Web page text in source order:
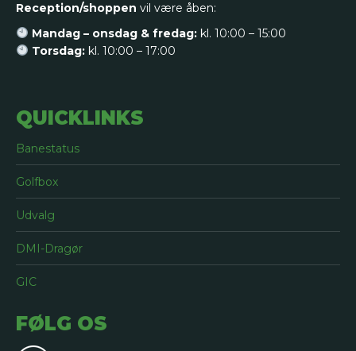
Reception/shoppen vil være åben:
Mandag – onsdag & fredag:kl. 10:00 – 15:00
Torsdag:kl. 10:00 – 17:00
QUICKLINKS
Banestatus
Golfbox
Udvalg
DMI-Dragør
GIC
FØLG OS